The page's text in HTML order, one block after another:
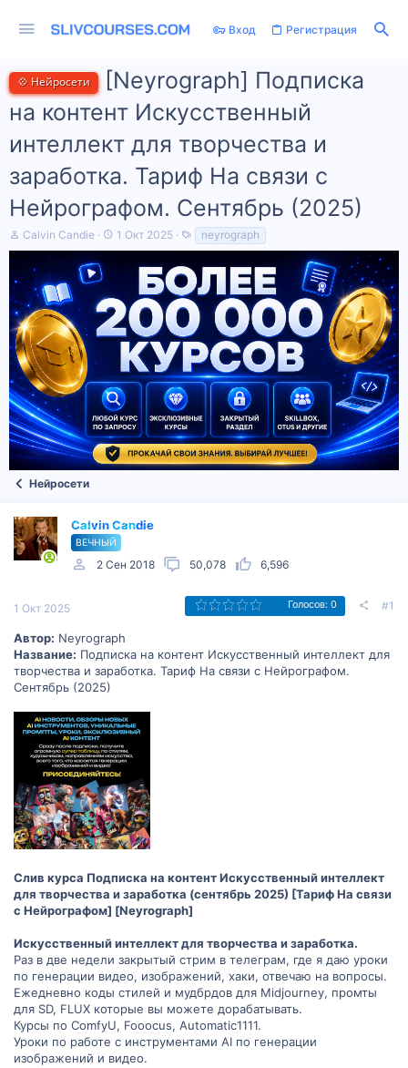
Вход Регистрация
💠 Нейросети
[Neyrograph] Подписка
на контент Искусственный
интеллект для творчества и
заработка. Тариф На связи с
Нейрографом. Сентябрь (2025)
А
в
т
о
р
т
е
м
ы
Calvin Candie
Д
а
а
ч
а
л
1 Окт 2025
е
и
neyrograph
Нейросети
Calvin Candie
ВЕЧНЫЙ
2 Сен 2018 50,078 6,596
1 Окт 2025 Голосов: 0 #1
Автор: Neyrograph
Название: Подписка на контент Искусственный интеллект для
творчества и заработка. Тариф На связи с Нейрографом.
Сентябрь (2025)
Слив курса Подписка на контент Искусственный интеллект
для творчества и заработка (сентябрь 2025) [Тариф На связи
с Нейрографом] [Neyrograph]
Искусственный интеллект для творчества и заработка.
Раз в две недели закрытый стрим в телеграм, где я даю уроки
по генерации видео, изображений, хаки, отвечаю на вопросы.
Ежедневно коды стилей и мудбрдов для Midjourney, промты
для SD, FLUX которые вы можете дорабатывать.
Курсы по ComfyU, Fooocus, Automatic1111.
Уроки по работе с инструментами AI по генерации
изображений и видео.